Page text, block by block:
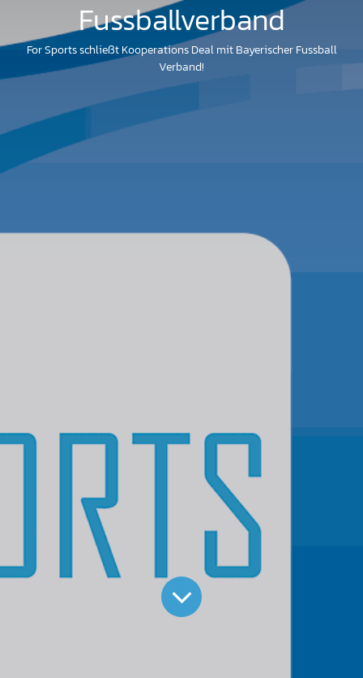
Fussballverband
For Sports schließt Kooperations Deal mit Bayerischer Fussball
Verband!